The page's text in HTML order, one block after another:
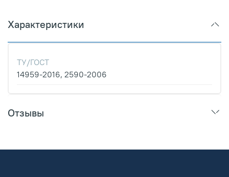
Характеристики
ТУ/ГОСТ
14959-2016, 2590-2006
Отзывы